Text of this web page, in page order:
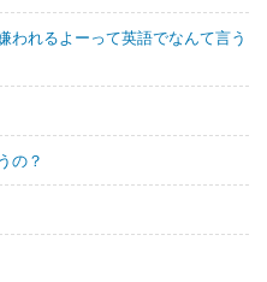
われるよーって英語でなんて言う
の？